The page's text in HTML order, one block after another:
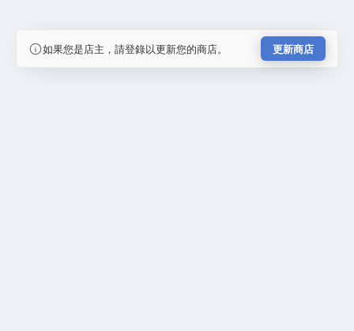
如果您是店主，請登錄以更新您的商店。 更新商店